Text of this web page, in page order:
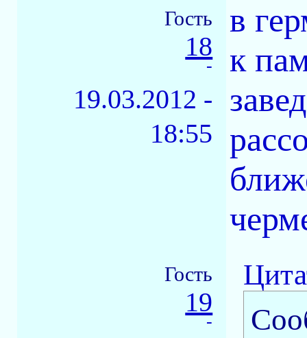
Гость
18
-
19.03.2012 -
18:55
в
к
Гость
19
-